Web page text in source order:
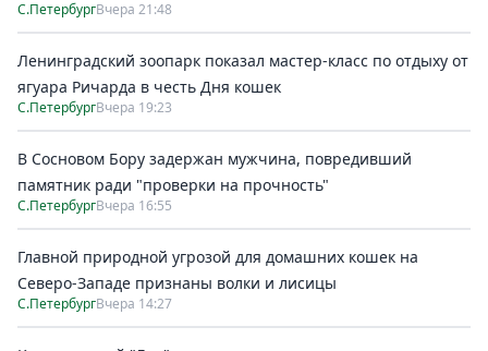
С.ПетербургВчера 21:48
Ленинградский зоопарк показал мастер-класс по отдыху от
ягуара Ричарда в честь Дня кошек
С.ПетербургВчера 19:23
В Сосновом Бору задержан мужчина, повредивший
памятник ради "проверки на прочность"
С.ПетербургВчера 16:55
Главной природной угрозой для домашних кошек на
Северо-Западе признаны волки и лисицы
С.ПетербургВчера 14:27